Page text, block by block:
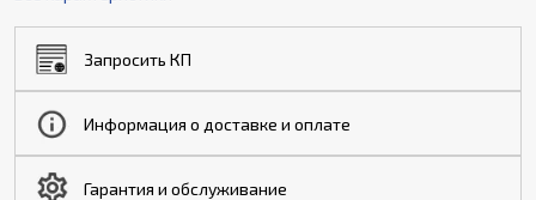
Запросить КП
Информация о доставке и оплате
Гарантия и обслуживание